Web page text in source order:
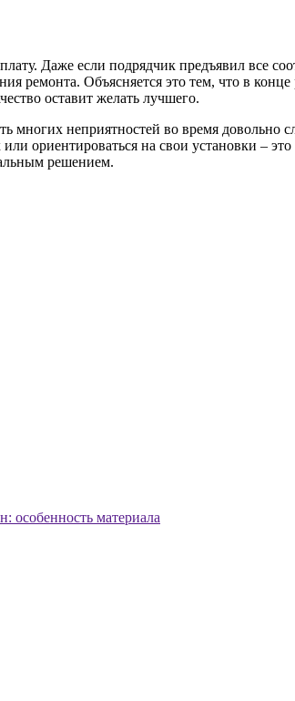
Даже если подрядчик предъявил все
ремонта. Объясняется это тем, что в
оставит желать лучшего.
многих неприятностей во время
ориентироваться на свои установки –
решением.
особенность материала